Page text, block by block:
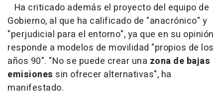
Ha criticado además el proyecto del equipo de
Gobierno, al que ha calificado de "anacrónico" y
"perjudicial para el entorno", ya que en su opinión
responde a modelos de movilidad "propios de los
años 90". "No se puede crear una zona de bajas
emisiones sin ofrecer alternativas", ha
manifestado.